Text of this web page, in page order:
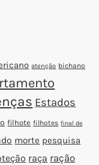
atenção bichano
Estados
filhote filhotes final de
morte pesquisa
raça ração